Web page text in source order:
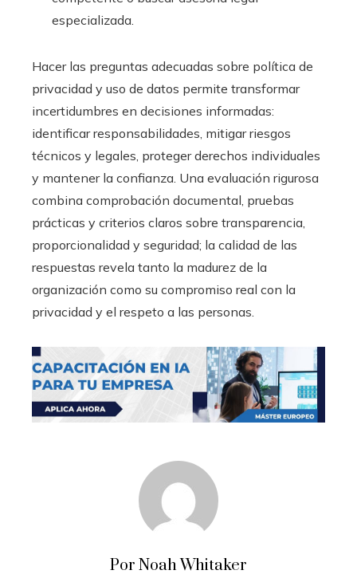
especializada.
Hacer las preguntas adecuadas sobre política de
privacidad y uso de datos permite transformar
incertidumbres en decisiones informadas:
identificar responsabilidades, mitigar riesgos
técnicos y legales, proteger derechos individuales
y mantener la confianza. Una evaluación rigurosa
combina comprobación documental, pruebas
prácticas y criterios claros sobre transparencia,
proporcionalidad y seguridad; la calidad de las
respuestas revela tanto la madurez de la
organización como su compromiso real con la
privacidad y el respeto a las personas.
Por Noah Whitaker